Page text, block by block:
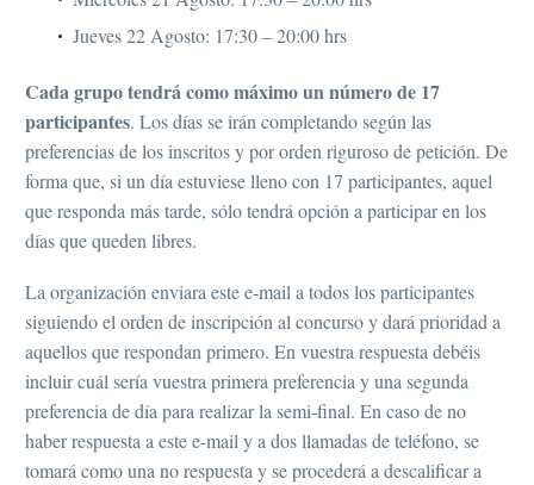
Jueves 22 Agosto: 17:30 – 20:00 hrs
Cada grupo tendrá como máximo un número de 17
participantes. Los días se irán completando según las
preferencias de los inscritos y por orden riguroso de petición. De
forma que, si un día estuviese lleno con 17 participantes, aquel
que responda más tarde, sólo tendrá opción a participar en los
días que queden libres.
La organización enviara este e-mail a todos los participantes
siguiendo el orden de inscripción al concurso y dará prioridad a
aquellos que respondan primero. En vuestra respuesta debéis
incluir cuál sería vuestra primera preferencia y una segunda
preferencia de día para realizar la semi-final. En caso de no
haber respuesta a este e-mail y a dos llamadas de teléfono, se
tomará como una no respuesta y se procederá a descalificar a